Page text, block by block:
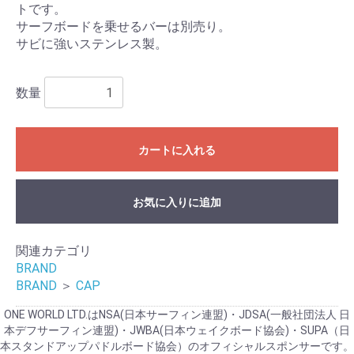
トです。
サーフボードを乗せるバーは別売り。
サビに強いステンレス製。
数量
カートに入れる
お気に入りに追加
関連カテゴリ
BRAND
BRAND ＞ CAP
ONE WORLD LTD.はNSA(日本サーフィン連盟)・JDSA(一般社団法人 日
本デフサーフィン連盟)・JWBA(日本ウェイクボード協会)・SUPA（日
本スタンドアップパドルボード協会）のオフィシャルスポンサーです。